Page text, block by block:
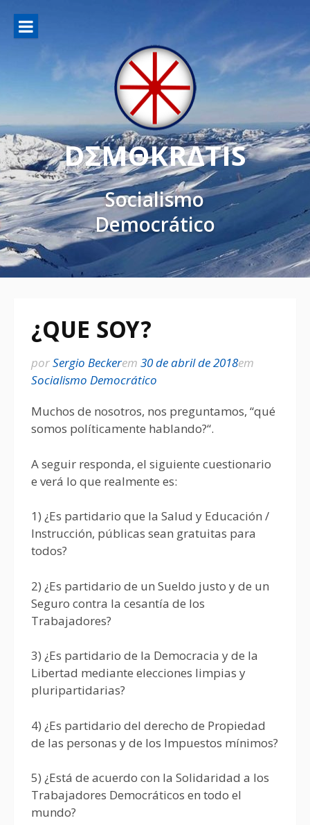
DΣMΘKRΔTIS
Socialismo
Democrático
¿QUE SOY?
porSergio Beckerem 30 de abril de 2018em
Socialismo Democrático
Muchos de nosotros, nos preguntamos, “qué
somos políticamente hablando?“.
A seguir responda, el siguiente cuestionario
e verá lo que realmente es:
1) ¿Es partidario que la Salud y Educación /
Instrucción, públicas sean gratuitas para
todos?
2) ¿Es partidario de un Sueldo justo y de un
Seguro contra la cesantía de los
Trabajadores?
3) ¿Es partidario de la Democracia y de la
Libertad mediante elecciones limpias y
pluripartidarias?
4) ¿Es partidario del derecho de Propiedad
de las personas y de los Impuestos mínimos?
5) ¿Está de acuerdo con la Solidaridad a los
Trabajadores Democráticos en todo el
mundo?